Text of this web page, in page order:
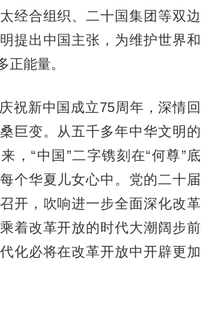
经合组织、二十国集团等双边
提出中国主张，为维护世界和
正能量。
新中国成立75周年，深情回
巨变。从五千多年中华文明的
，“中国”二字镌刻在“何尊”底
个华夏儿女心中。党的二十届
开，吹响进一步全面深化改革
着改革开放的时代大潮阔步前
化必将在改革开放中开辟更加